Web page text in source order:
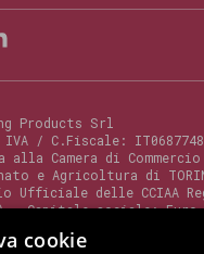
Products Srl
/ C.Fiscale:
Camera di
e Agricoltura di
Ufficiale delle CCIAA
- Capitale sociale: Euro
cookie